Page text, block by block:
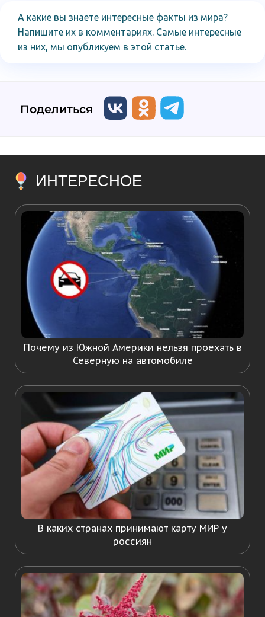
А какие вы знаете интересные факты из мира?
Напишите их в комментариях. Самые интересные
из них, мы опубликуем в этой статье.
Поделиться
ИНТЕРЕСНОЕ
Почему из Южной Америки нельзя проехать в
Северную на автомобиле
В каких странах принимают карту МИР у
россиян